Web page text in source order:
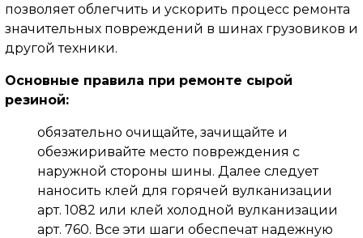
позволяет облегчить и ускорить процесс ремонта
значительных повреждений в шинах грузовиков и
другой техники.
Основные правила при ремонте сырой
резиной:
обязательно очищайте, зачищайте и
обезжиривайте место повреждения с
наружной стороны шины. Далее следует
наносить клей для горячей вулканизации
арт. 1082 или клей холодной вулканизации
арт. 760. Все эти шаги обеспечат надежную